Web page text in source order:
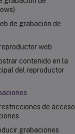
de grabación de
web
contenido en la
del reproductor
de acceso
grabaciones